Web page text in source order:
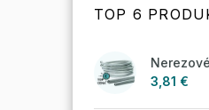
TOP 6
3,81 €